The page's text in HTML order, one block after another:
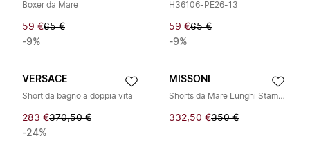
Boxer da Mare
59 €65 €
-9%
H36106-PE26-13
59 €65 €
-9%
VERSACE
Short da bagno a doppia vita
283 €370,50 €
-24%
MISSONI
Shorts da Mare Lunghi Stampati
332,50 €350 €